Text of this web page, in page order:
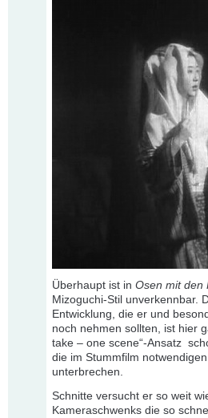
Überhaupt ist in Osen mit den
Mizoguchi-Stil unverkennbar.
Entwicklung, die er und
noch nehmen sollten, ist hier
take – one scene“-Ansatz
die im Stummfilm
unterbrechen.
Schnitte versucht er so weit
Kameraschwenks die so